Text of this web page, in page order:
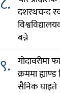
दशरथचन्द
बन्ने
९. गोदावरीमा
क्रममा
सैनिक घाइते